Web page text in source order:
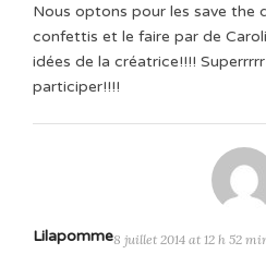
Nous optons pour les save the
confettis et le faire par de
idées de la créatrice!!!!
participer!!!!
Lilapomme8 juillet 2014 at 12 h 52